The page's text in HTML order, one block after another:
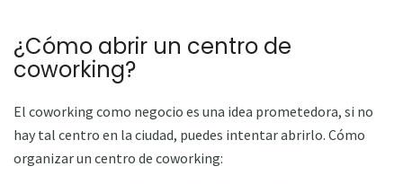
¿Cómo abrir un centro de
coworking?
El coworking como negocio es una idea prometedora, si no
hay tal centro en la ciudad, puedes intentar abrirlo. Cómo
organizar un centro de coworking: